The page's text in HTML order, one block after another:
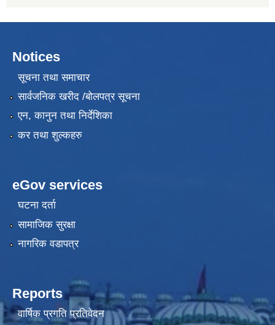
Notices
सूचना तथा समाचार
सार्वजनिक खरीद /बोलपत्र सूचना
एन, कानुन तथा निर्देशिका
कर तथा शुल्कहरु
eGov services
घटना दर्ता
सामाजिक सुरक्षा
नागरिक वडापत्र
Reports
वार्षिक प्रगति प्रतिवेदन